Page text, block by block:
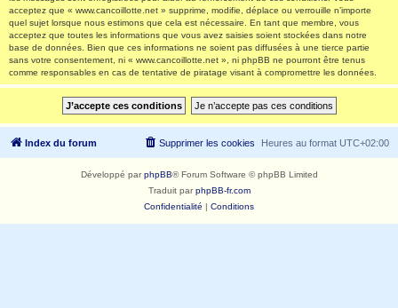
acceptez que « www.cancoillotte.net » supprime, modifie, déplace ou verrouille n’importe
quel sujet lorsque nous estimons que cela est nécessaire. En tant que membre, vous
acceptez que toutes les informations que vous avez saisies soient stockées dans notre
base de données. Bien que ces informations ne soient pas diffusées à une tierce partie
sans votre consentement, ni « www.cancoillotte.net », ni phpBB ne pourront être tenus
comme responsables en cas de tentative de piratage visant à compromettre les données.
Index du forum Heures au format UTC+02:00
Supprimer les cookies
Développé parphpBB® Forum Software © phpBB Limited
Traduit parphpBB-fr.com
Confidentialité | Conditions